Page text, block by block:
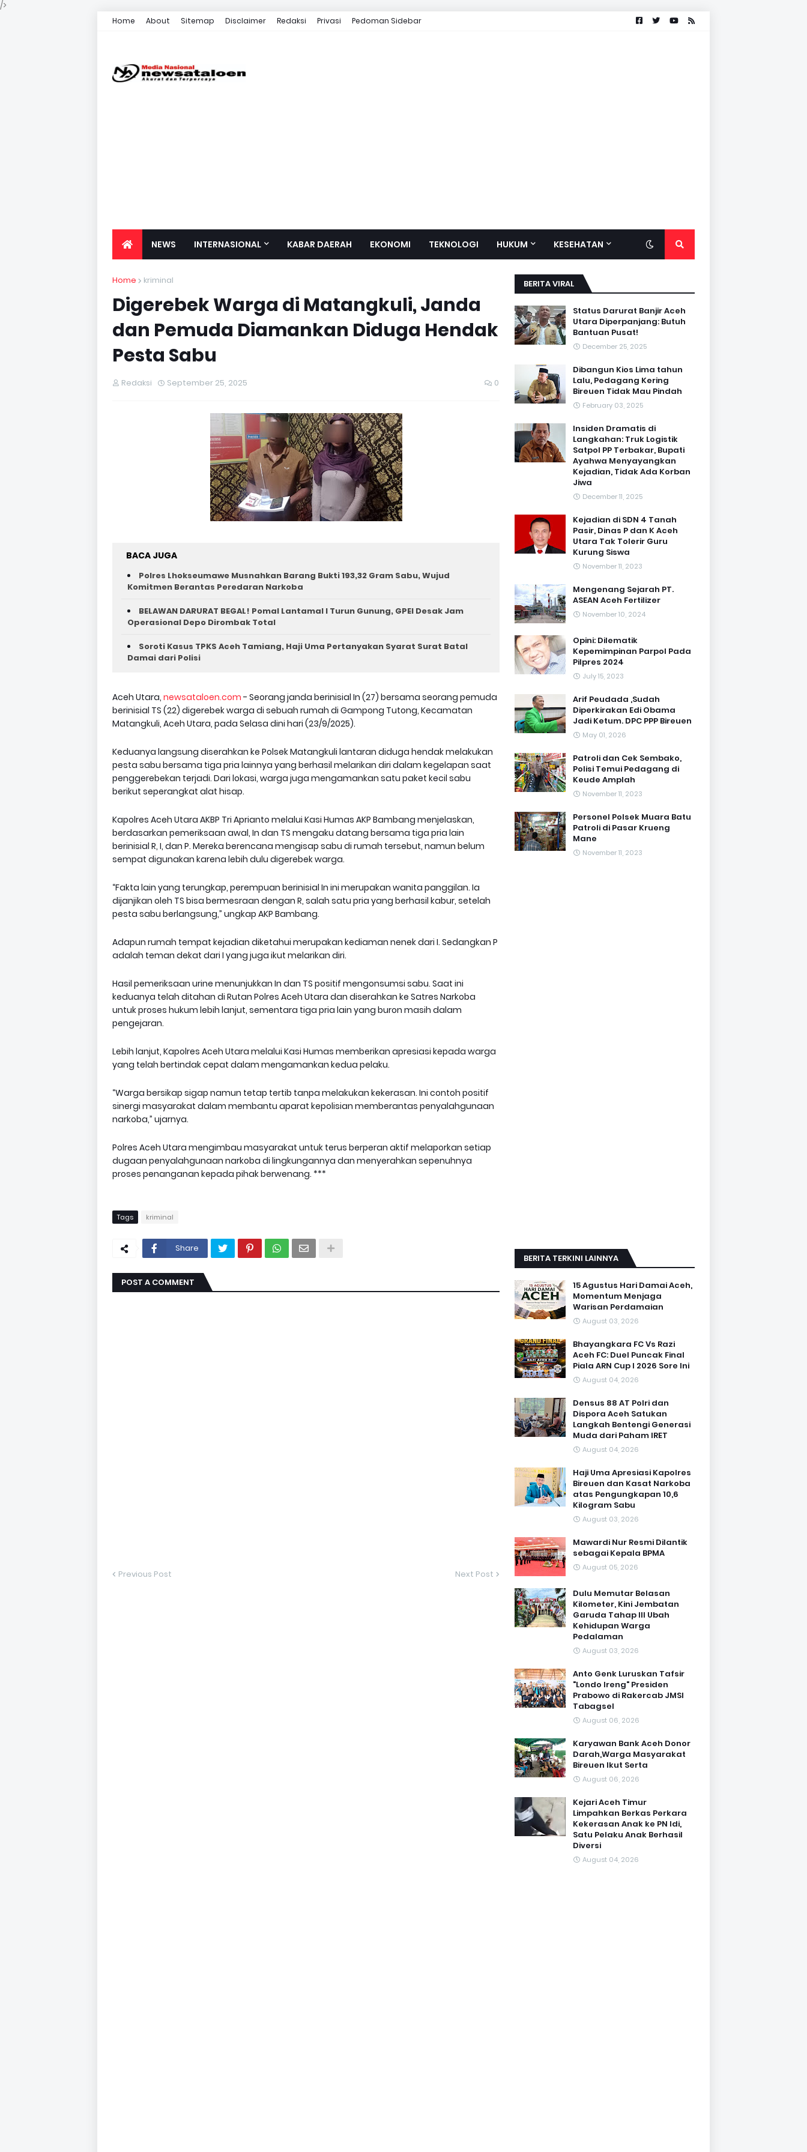
/>
Home About Sitemap Disclaimer Redaksi Privasi Pedoman Sidebar
NEWS INTERNASIONAL KABAR DAERAH EKONOMI TEKNOLOGI HUKUM KESEHATAN
Home kriminal
Digerebek Warga di Matangkuli, Janda
dan Pemuda Diamankan Diduga Hendak
Pesta Sabu
Redaksi September 25, 2025 0
BACA JUGA
Polres Lhokseumawe Musnahkan Barang Bukti 193,32 Gram Sabu, Wujud
Komitmen Berantas Peredaran Narkoba
BELAWAN DARURAT BEGAL! Pomal Lantamal I Turun Gunung, GPEI Desak Jam
Operasional Depo Dirombak Total
Soroti Kasus TPKS Aceh Tamiang, Haji Uma Pertanyakan Syarat Surat Batal
Damai dari Polisi
Aceh Utara, newsataloen.com - Seorang janda berinisial In (27) bersama seorang pemuda
berinisial TS (22) digerebek warga di sebuah rumah di Gampong Tutong, Kecamatan
Matangkuli, Aceh Utara, pada Selasa dini hari (23/9/2025).
Keduanya langsung diserahkan ke Polsek Matangkuli lantaran diduga hendak melakukan
pesta sabu bersama tiga pria lainnya yang berhasil melarikan diri dalam kegelapan saat
penggerebekan terjadi. Dari lokasi, warga juga mengamankan satu paket kecil sabu
berikut seperangkat alat hisap.
Kapolres Aceh Utara AKBP Tri Aprianto melalui Kasi Humas AKP Bambang menjelaskan,
berdasarkan pemeriksaan awal, In dan TS mengaku datang bersama tiga pria lain
berinisial R, I, dan P. Mereka berencana mengisap sabu di rumah tersebut, namun belum
sempat digunakan karena lebih dulu digerebek warga.
“Fakta lain yang terungkap, perempuan berinisial In ini merupakan wanita panggilan. Ia
dijanjikan oleh TS bisa bermesraan dengan R, salah satu pria yang berhasil kabur, setelah
pesta sabu berlangsung,” ungkap AKP Bambang.
Adapun rumah tempat kejadian diketahui merupakan kediaman nenek dari I. Sedangkan P
adalah teman dekat dari I yang juga ikut melarikan diri.
Hasil pemeriksaan urine menunjukkan In dan TS positif mengonsumsi sabu. Saat ini
keduanya telah ditahan di Rutan Polres Aceh Utara dan diserahkan ke Satres Narkoba
untuk proses hukum lebih lanjut, sementara tiga pria lain yang buron masih dalam
pengejaran.
Lebih lanjut, Kapolres Aceh Utara melalui Kasi Humas memberikan apresiasi kepada warga
yang telah bertindak cepat dalam mengamankan kedua pelaku.
“Warga bersikap sigap namun tetap tertib tanpa melakukan kekerasan. Ini contoh positif
sinergi masyarakat dalam membantu aparat kepolisian memberantas penyalahgunaan
narkoba,” ujarnya.
Polres Aceh Utara mengimbau masyarakat untuk terus berperan aktif melaporkan setiap
dugaan penyalahgunaan narkoba di lingkungannya dan menyerahkan sepenuhnya
proses penanganan kepada pihak berwenang. ***
Tags kriminal
Share
POST A COMMENT
Previous Post Next Post
BERITA VIRAL
Status Darurat Banjir Aceh
Utara Diperpanjang: Butuh
Bantuan Pusat!
December 25, 2025
Dibangun Kios Lima tahun
Lalu, Pedagang Kering
Bireuen Tidak Mau Pindah
February 03, 2025
Insiden Dramatis di
Langkahan: Truk Logistik
Satpol PP Terbakar, Bupati
Ayahwa Menyayangkan
Kejadian, Tidak Ada Korban
Jiwa
December 11, 2025
Kejadian di SDN 4 Tanah
Pasir, Dinas P dan K Aceh
Utara Tak Tolerir Guru
Kurung Siswa
November 11, 2023
Mengenang Sejarah PT.
ASEAN Aceh Fertilizer
November 10, 2024
Opini: Dilematik
Kepemimpinan Parpol Pada
Pilpres 2024
July 15, 2023
Arif Peudada ,Sudah
Diperkirakan Edi Obama
Jadi Ketum. DPC PPP Bireuen
May 01, 2026
Patroli dan Cek Sembako,
Polisi Temui Pedagang di
Keude Amplah
November 11, 2023
Personel Polsek Muara Batu
Patroli di Pasar Krueng
Mane
November 11, 2023
BERITA TERKINI LAINNYA
15 Agustus Hari Damai Aceh,
Momentum Menjaga
Warisan Perdamaian
August 03, 2026
Bhayangkara FC Vs Razi
Aceh FC: Duel Puncak Final
Piala ARN Cup I 2026 Sore Ini
August 04, 2026
Densus 88 AT Polri dan
Dispora Aceh Satukan
Langkah Bentengi Generasi
Muda dari Paham IRET
August 04, 2026
Haji Uma Apresiasi Kapolres
Bireuen dan Kasat Narkoba
atas Pengungkapan 10,6
Kilogram Sabu
August 03, 2026
Mawardi Nur Resmi Dilantik
sebagai Kepala BPMA
August 05, 2026
Dulu Memutar Belasan
Kilometer, Kini Jembatan
Garuda Tahap III Ubah
Kehidupan Warga
Pedalaman ‎
August 03, 2026
Anto Genk Luruskan Tafsir
"Londo Ireng" Presiden
Prabowo di Rakercab JMSI
Tabagsel
August 06, 2026
Karyawan Bank Aceh Donor
Darah,Warga Masyarakat
Bireuen Ikut Serta
August 06, 2026
Kejari Aceh Timur
Limpahkan Berkas Perkara
Kekerasan Anak ke PN Idi,
Satu Pelaku Anak Berhasil
Diversi
August 04, 2026